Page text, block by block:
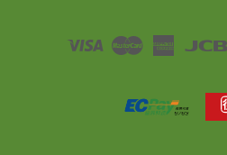
Visa Master
American